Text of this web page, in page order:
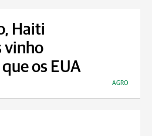
Haiti
vinho
os EUA
AGRO